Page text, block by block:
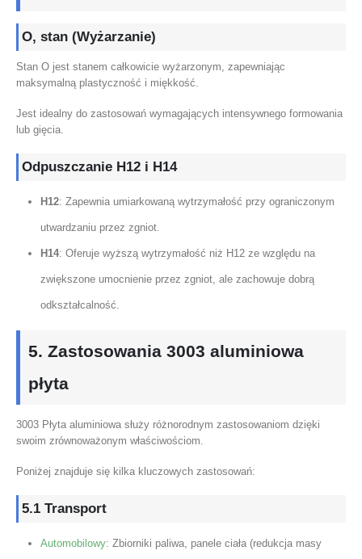
O, stan (Wyżarzanie)
Stan O jest stanem całkowicie wyżarzonym, zapewniając
maksymalną plastyczność i miękkość.
Jest idealny do zastosowań wymagających intensywnego formowania
lub gięcia.
Odpuszczanie H12 i H14
H12: Zapewnia umiarkowaną wytrzymałość przy ograniczonym
utwardzaniu przez zgniot.
H14: Oferuje wyższą wytrzymałość niż H12 ze względu na
zwiększone umocnienie przez zgniot, ale zachowuje dobrą
odkształcalność.
5. Zastosowania 3003 aluminiowa
płyta
3003 Płyta aluminiowa służy różnorodnym zastosowaniom dzięki
swoim zrównoważonym właściwościom.
Poniżej znajduje się kilka kluczowych zastosowań:
5.1 Transport
Automobilowy: Zbiorniki paliwa, panele ciała (redukcja masy